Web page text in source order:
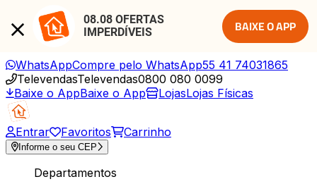
08.08 OFERTAS
IMPERDÍVEIS
BAIXE O APP
WhatsAppCompre pelo WhatsApp55 41 74031865
TelevendasTelevendas0800 080 0099
Baixe o AppBaixe o App LojasLojas Físicas
Entrar Favoritos Carrinho
Informe o seu CEP
Departamentos